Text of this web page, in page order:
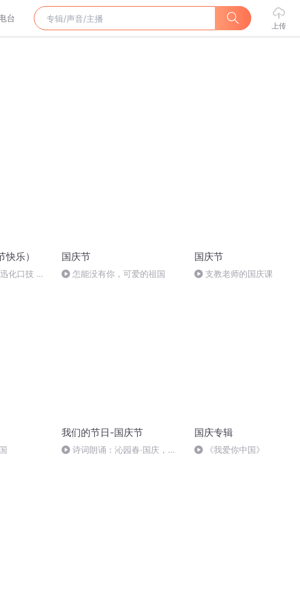
台
上传
乐）
化口技 二
国庆节
怎能没有你，可爱的祖国
国庆节
支教老师的国庆课
我们的节日-国庆节
诗词朗诵：沁园春·国庆，朗
国庆专辑
《我爱你中国》